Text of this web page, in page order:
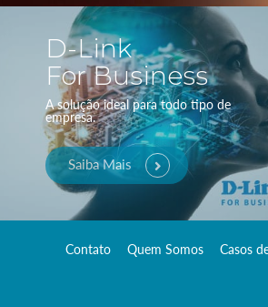
D-Link
For Business
A solução ideal para todo tipo de
empresa.
Saiba Mais
Contato Quem Somos Casos